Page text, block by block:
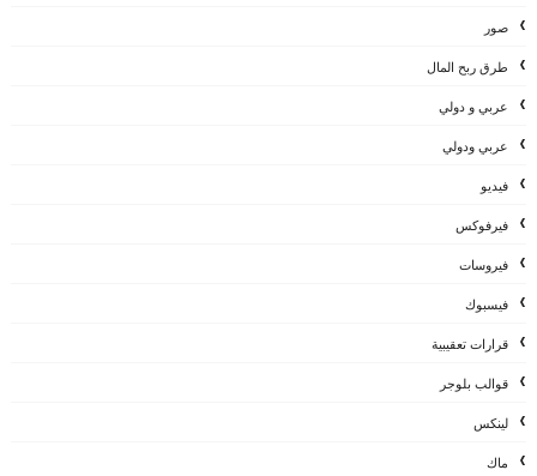
صور
طرق ربح المال
عربي و دولي
عربي ودولي
فيديو
فيرفوكس
فيروسات
فيسبوك
قرارات تعقيبية
قوالب بلوجر
لينكس
ماك